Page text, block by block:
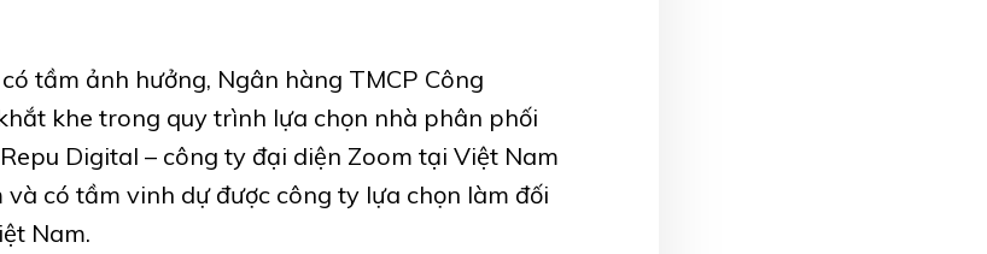
tầm ảnh hưởng, Ngân hàng TMCP Công
khe trong quy trình lựa chọn nhà phân phối
Digital – công ty đại diện Zoom tại Việt Nam
và có tầm vinh dự được công ty lựa chọn làm đối
Nam.